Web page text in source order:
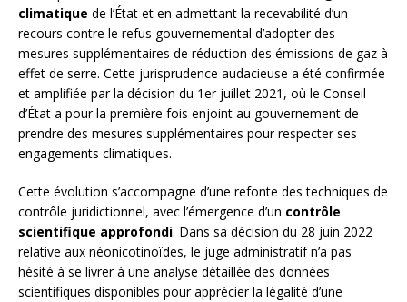
climatique de l’État et en admettant la recevabilité d’un
recours contre le refus gouvernemental d’adopter des
mesures supplémentaires de réduction des émissions de gaz à
effet de serre. Cette jurisprudence audacieuse a été confirmée
et amplifiée par la décision du 1er juillet 2021, où le Conseil
d’État a pour la première fois enjoint au gouvernement de
prendre des mesures supplémentaires pour respecter ses
engagements climatiques.
Cette évolution s’accompagne d’une refonte des techniques de
contrôle juridictionnel, avec l’émergence d’un contrôle
scientifique approfondi. Dans sa décision du 28 juin 2022
relative aux néonicotinoïdes, le juge administratif n’a pas
hésité à se livrer à une analyse détaillée des données
scientifiques disponibles pour apprécier la légalité d’une